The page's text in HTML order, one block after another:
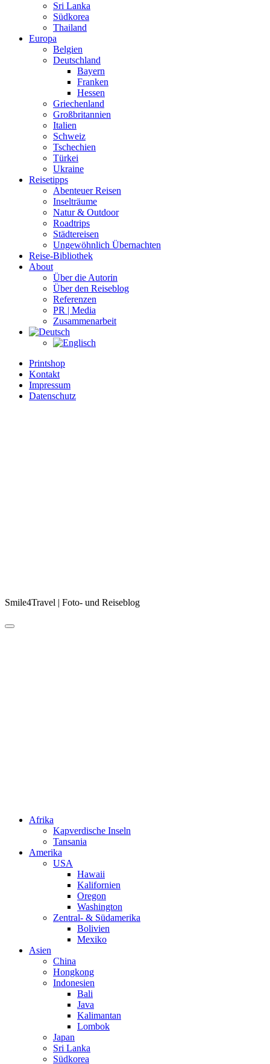
Sri Lanka
Südkorea
Thailand
Europa
Belgien
Deutschland
Bayern
Franken
Hessen
Griechenland
Großbritannien
Italien
Schweiz
Tschechien
Türkei
Ukraine
Reisetipps
Abenteuer Reisen
Inselträume
Natur & Outdoor
Roadtrips
Städtereisen
Ungewöhnlich Übernachten
Reise-Bibliothek
About
Über die Autorin
Über den Reiseblog
Referenzen
PR | Media
Zusammenarbeit
Printshop
Kontakt
Impressum
Datenschutz
Smile4Travel | Foto- und Reiseblog
Afrika
Kapverdische Inseln
Tansania
Amerika
USA
Hawaii
Kalifornien
Oregon
Washington
Zentral- & Südamerika
Bolivien
Mexiko
Asien
China
Hongkong
Indonesien
Bali
Java
Kalimantan
Lombok
Japan
Sri Lanka
Südkorea